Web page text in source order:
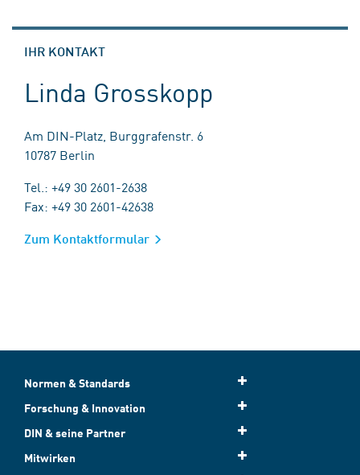
IHR KONTAKT
Linda Grosskopp
Am DIN-Platz, Burggrafenstr. 6
10787 Berlin
Tel.: +49 30 2601-2638
Fax: +49 30 2601-42638
Zum Kontaktformular
Normen & Standards
Forschung & Innovation
DIN & seine Partner
Mitwirken